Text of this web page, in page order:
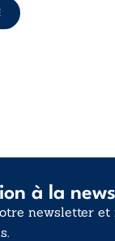
...
à la
newsletter et